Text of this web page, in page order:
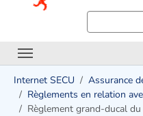
Internet SECU Assurance
Règlements en relation
Règlement grand-ducal